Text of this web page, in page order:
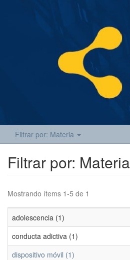
Filtrar por: Materia
Filtrar por: Materia
Mostrando ítems 1-5 de 1
adolescencia (1)
conducta adictiva (1)
dispositivo móvil (1)